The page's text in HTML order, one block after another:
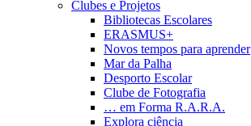
Clubes e Projetos
Bibliotecas Escolares
ERASMUS+
Novos tempos para aprender
Mar da Palha
Desporto Escolar
Clube de Fotografia
… em Forma R.A.R.A.
Explora ciência